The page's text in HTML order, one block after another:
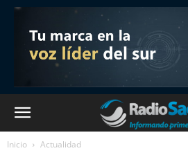
Inicio Actualidad